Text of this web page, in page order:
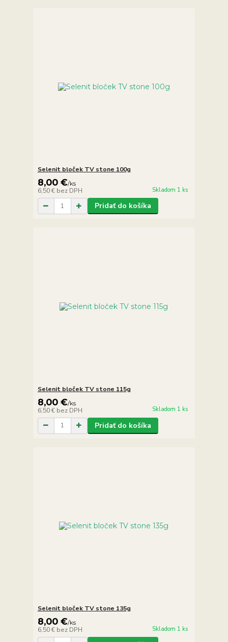
Selenit bloček TV stone 100g
8,00 €/ks
6,50 € bez DPH Skladom 1 ks
Pridať do košíka
Selenit bloček TV stone 115g
8,00 €/ks
6,50 € bez DPH Skladom 1 ks
Pridať do košíka
Selenit bloček TV stone 135g
8,00 €/ks
6,50 € bez DPH Skladom 1 ks